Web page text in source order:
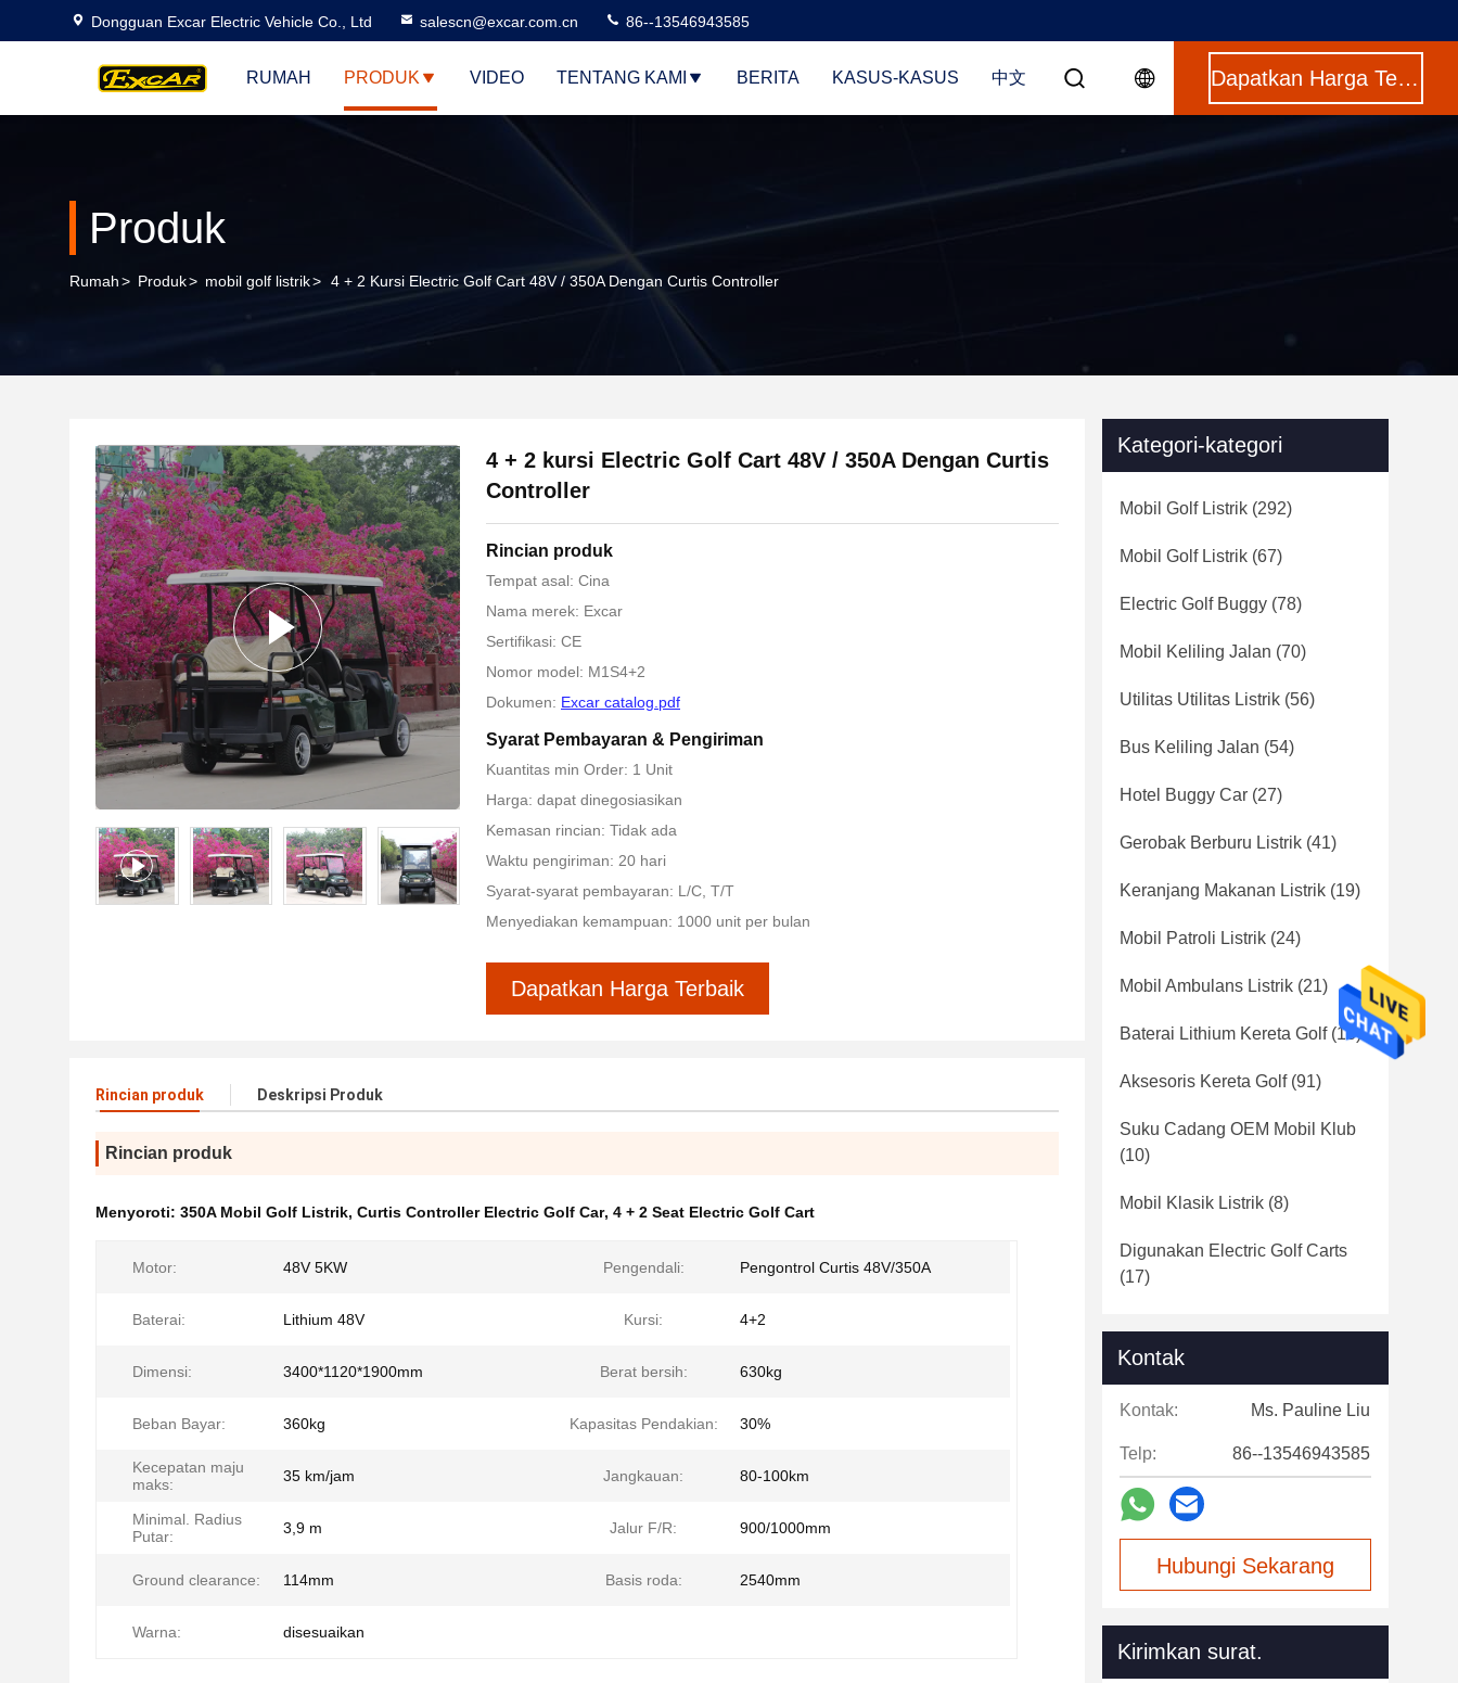
Dongguan Excar Electric Vehicle Co., Ltd salescn@excar.com.cn 86--13546943585
RUMAH PRODUK VIDEO TENTANG KAMI BERITA KASUS-KASUS 中文 Dapatkan Harga Terbaik
Produk
Rumah> Produk> mobil golf listrik> 4 + 2 Kursi Electric Golf Cart 48V / 350A Dengan Curtis Controller
4 + 2 kursi Electric Golf Cart 48V / 350A Dengan Curtis
Controller
Rincian produk
Tempat asal: Cina
Nama merek: Excar
Sertifikasi: CE
Nomor model: M1S4+2
Dokumen: Excar catalog.pdf
Syarat Pembayaran & Pengiriman
Kuantitas min Order: 1 Unit
Harga: dapat dinegosiasikan
Kemasan rincian: Tidak ada
Waktu pengiriman: 20 hari
Syarat-syarat pembayaran: L/C, T/T
Menyediakan kemampuan: 1000 unit per bulan
Dapatkan Harga Terbaik
Rincian produk Deskripsi Produk
Rincian produk
Menyoroti: 350A Mobil Golf Listrik, Curtis Controller Electric Golf Car, 4 + 2 Seat Electric Golf Cart
Motor: 48V 5KW Pengendali: Pengontrol Curtis 48V/350A
Baterai: Lithium 48V Kursi: 4+2
Dimensi: 3400*1120*1900mm Berat bersih: 630kg
Beban Bayar: 360kg Kapasitas Pendakian: 30%
Kecepatan maju
maks:
35 km/jam Jangkauan: 80-100km
Minimal. Radius
Putar:
3,9 m Jalur F/R: 900/1000mm
Ground clearance: 114mm Basis roda: 2540mm
Warna: disesuaikan
Kategori-kategori
Mobil Golf Listrik (292)
Mobil Golf Listrik (67)
Electric Golf Buggy (78)
Mobil Keliling Jalan (70)
Utilitas Utilitas Listrik (56)
Bus Keliling Jalan (54)
Hotel Buggy Car (27)
Gerobak Berburu Listrik (41)
Keranjang Makanan Listrik (19)
Mobil Patroli Listrik (24)
Mobil Ambulans Listrik (21)
Baterai Lithium Kereta Golf(16)
Aksesoris Kereta Golf(91)
Suku Cadang OEM Mobil Klub
(10)
Mobil Klasik Listrik (8)
Digunakan Electric Golf Carts
(17)
Kontak
Kontak: Ms. Pauline Liu
Telp: 86--13546943585
Hubungi Sekarang
Kirimkan surat.